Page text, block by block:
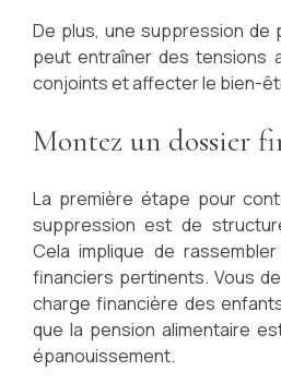
De plus, une suppression de
peut entraîner des tensions
conjoints et affecter le bien-
Montez un dossier
La première étape pour
suppression est de
Cela implique de
financiers pertinents. Vous
charge financière des
que la pension alimentaire
épanouissement.